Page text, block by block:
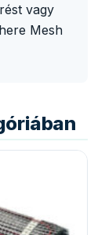
vagy
Mesh